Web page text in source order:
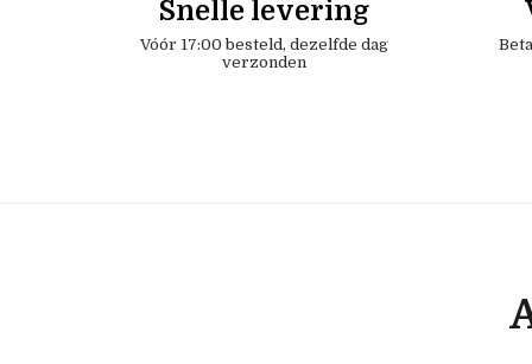
Snelle levering
Vóór 17:00 besteld, dezelfde dag
verzonden